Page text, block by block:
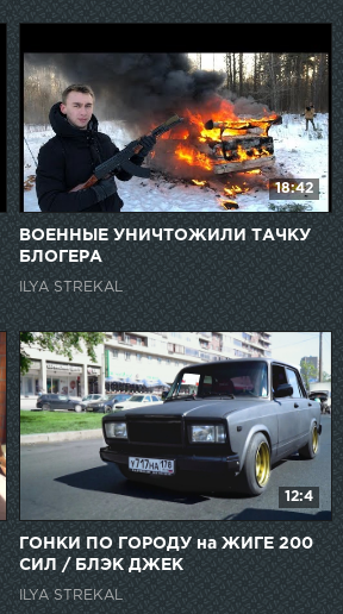
18:42
ВОЕННЫЕ УНИЧТОЖИЛИ ТАЧКУ
БЛОГЕРА
ILYA STREKAL
12:4
ГОНКИ ПО ГОРОДУ на ЖИГЕ 200
СИЛ / БЛЭК ДЖЕК
ILYA STREKAL